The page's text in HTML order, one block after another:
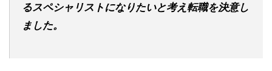
るスペシャリストになりたいと考え転職を決意し
ました。